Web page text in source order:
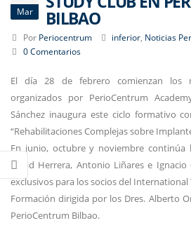
Mar BILBAO
Por Periocentrum inferior Noticias
0 Comentarios
El día 28 de febrero comienzan los
organizados por PerioCentrum
Sánchez inaugura este ciclo formativo
“Rehabilitaciones Complejas sobre
En junio, octubre y noviembre continúa
David Herrera, Antonio Liñares e
exclusivos para los socios del
Formación dirigida por los Dres. Alberto
PerioCentrum Bilbao.